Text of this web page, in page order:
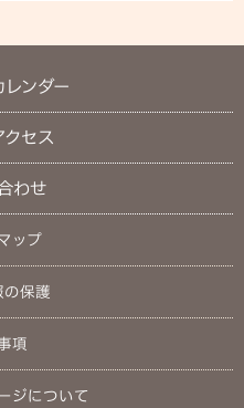
レンダー
クセス
わせ
ップ
の保護
項
ジについて